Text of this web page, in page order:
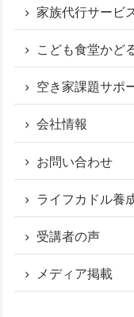
家族代行サービ
こども食堂かど
空き家課題サポ
会社情報
お問い合わせ
ライフカドル養
受講者の声
メディア掲載